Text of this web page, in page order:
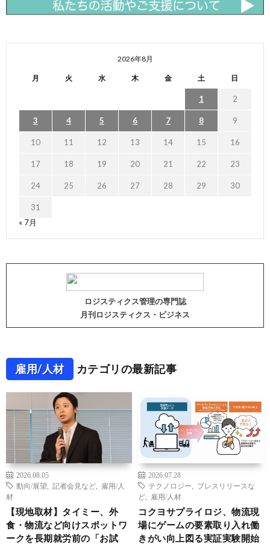
2026年8月
月 火 水 木 金 土 日
1 2
3 4 5 6 7 8 9
10 11 12 13 14 15 16
17 18 19 20 21 22 23
24 25 26 27 28 29 30
31
« 7月
ロジスティクス管理の専門誌
月刊ロジスティクス・ビジネス
雇用/人材 カテゴリの最新記事
2026.08.05
動向/展望
記者会見など
雇用/人
材
【現地取材】タイミー、外
食・物流など向けスポットワ
ークを長期就労前の「お試
2026.07.28
テクノロジー
プレスリリースな
ど
雇用/人材
コクヨサプライロジ、物流現
場にゲームの要素取り入れ働
きがい向上図る実証実験開始